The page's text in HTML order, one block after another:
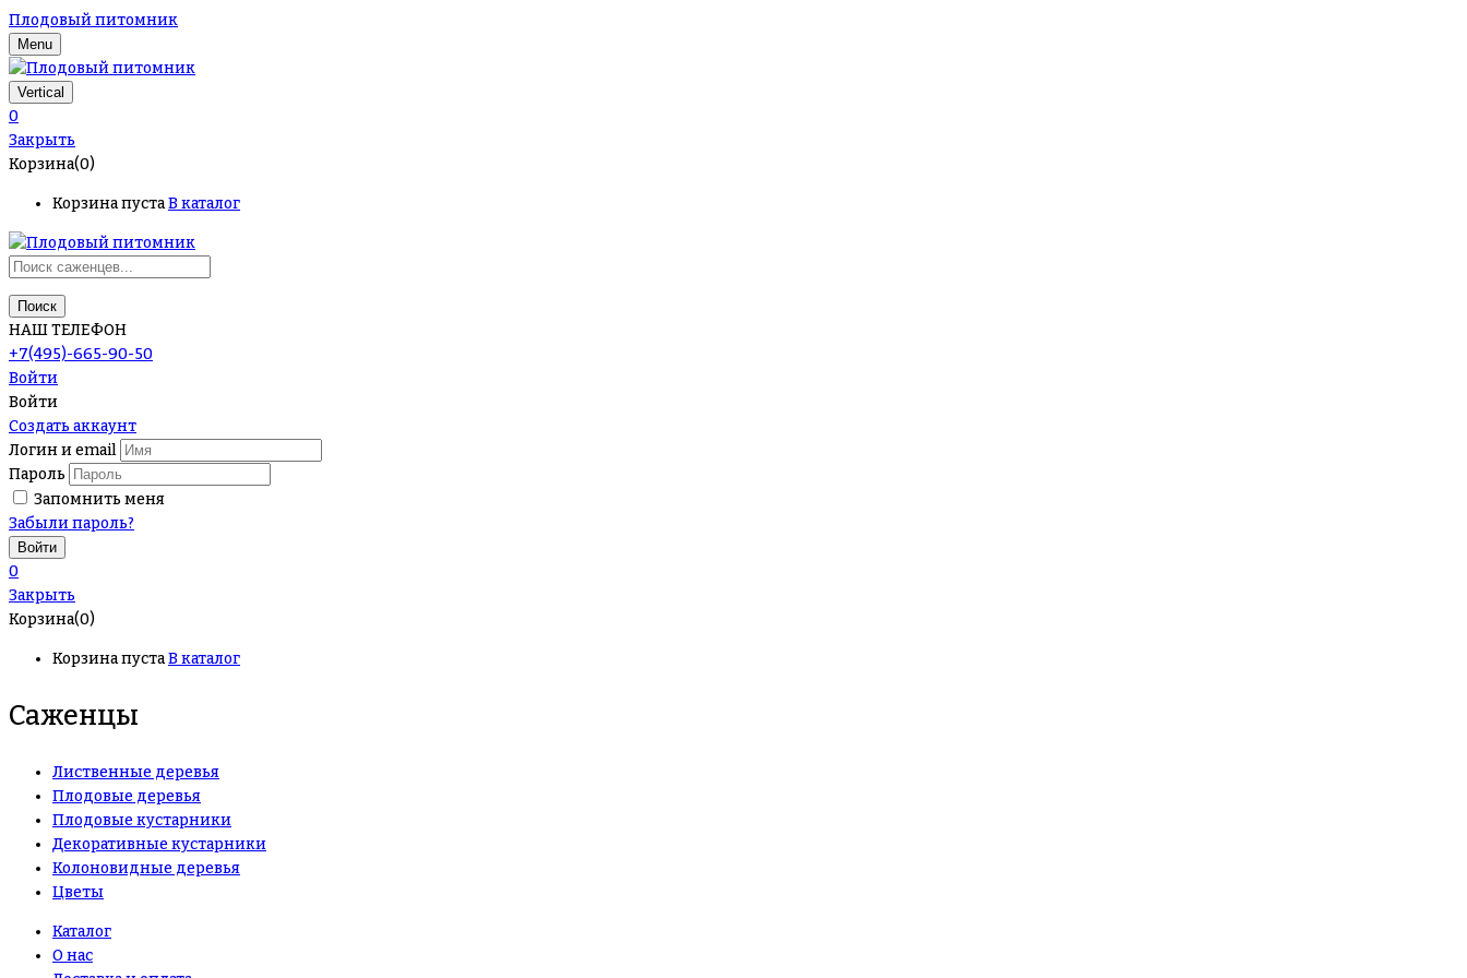
Плодовый питомник
Menu
Vertical
0
Закрыть
Корзина(0)
Корзина пустаВ каталог
Поиск
НАШ ТЕЛЕФОН
+7(495)-665-90-50
Войти
Войти
Создать аккаунт
Логин и email
Пароль
Запомнить меня
Забыли пароль?
0
Закрыть
Корзина(0)
Корзина пустаВ каталог
Саженцы
Лиственные деревья
Плодовые деревья
Плодовые кустарники
Декоративные кустарники
Колоновидные деревья
Цветы
Каталог
О нас